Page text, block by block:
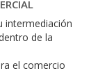
intermediación
de la
el comercio